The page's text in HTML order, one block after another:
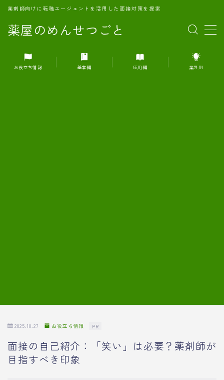
薬屋のめんせつごと
薬剤師向けに転職エージェントを活用した面接対策を提案
MENU
1.転職エージェントとは何か？
お役立ち情報 基本編 応用編 業界別
2025.10.27 お役立ち情報 PR
面接の自己紹介：「笑い」は必要？薬剤師が
目指すべき印象